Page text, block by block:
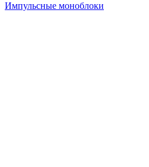
Импульсные моноблоки